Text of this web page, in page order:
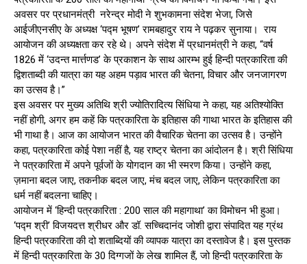
अवसर पर प्रधानमंत्री नरेन्द्र मोदी ने शुभकामना संदेश भेजा, जिसे
आईजीएनसीए के अध्यक्ष ‘पद्म भूषण’ रामबहादुर राय ने पढ़कर सुनाया। राय
आयोजन की अध्यक्षता कर रहे थे। अपने संदेश में प्रधानमंत्री ने कहा, “वर्ष
1826 में ‘उदन्त मार्त्तणड’ के प्रकाशन के साथ आरम्भ हुई हिन्दी पत्रकारिता की
द्विशताब्दी की यात्रा का यह अहम पड़ाव भारत की चेतना, विचार और जनजागरण
का उत्सव है।”
इस अवसर पर मुख्य अतिथि श्री ज्योतिरादित्य सिंधिया ने कहा, यह अतिश्योक्ति
नहीं होगी, अगर हम कहें कि पत्रकारिता के इतिहास की गाथा भारत के इतिहास की
भी गाथा है। आज का आयोजन भारत की वैचारिक चेतना का उत्सव है। उन्होंने
कहा, पत्रकारिता कोई पेशा नहीं है, यह राष्ट्र चेतना का आंदोलन है। श्री सिंधिया
ने पत्रकारिता में अपने पूर्वजों के योगदान का भी स्मरण किया। उन्होंने कहा,
ज़माना बदल जाए, तकनीक बदल जाए, मंच बदल जाए, लेकिन पत्रकारिता का
धर्म नहीं बदलना चाहिए।
आयोजन में ‘हिन्दी पत्रकारिता : 200 साल की महागाथा’ का विमोचन भी हुआ।
‘पद्म श्री’ विजयदत्त श्रीधर और डॉ. सच्चिदानंद जोशी द्वारा संपादित यह ग्रंथ
हिन्दी पत्रकारिता की दो शताब्दियों की व्यापक यात्रा का दस्तावेज है। इस पुस्तक
में हिन्दी पत्रकारिता के 30 दिग्गजों के लेख शामिल हैं, जो हिन्दी पत्रकारिता के